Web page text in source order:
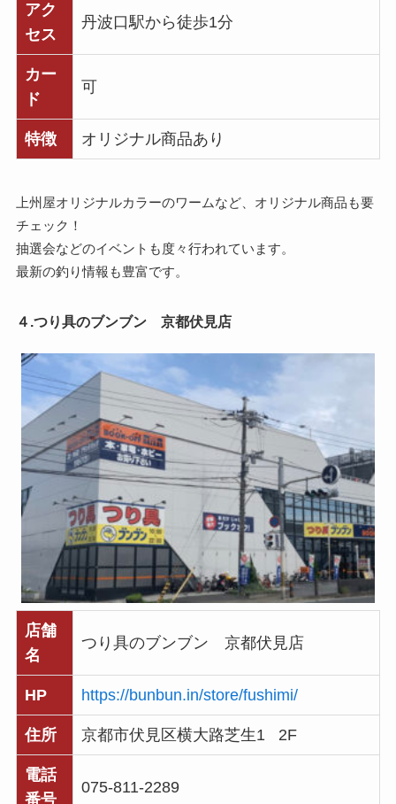
アク
セス
丹波口駅から徒歩1分
カー
ド
可
特徴 オリジナル商品あり
上州屋オリジナルカラーのワームなど、オリジナル商品も要
チェック！
抽選会などのイベントも度々行われています。
最新の釣り情報も豊富です。
４.つり具のブンブン 京都伏見店
店舗
名
つり具のブンブン 京都伏見店
HP https://bunbun.in/store/fushimi/
住所 京都市伏見区横大路芝生1 2F
電話
番号
075-811-2289